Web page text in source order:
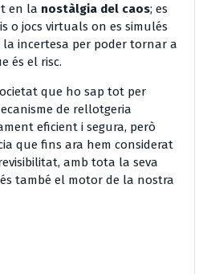
en la nostàlgia del caos; es
o jocs virtuals on es simulés
incertesa per poder tornar a
és el risc.
que ho sap tot per
de rellotgeria
eficient i segura, però
que fins ara hem considerat
amb tota la seva
també el motor de la nostra